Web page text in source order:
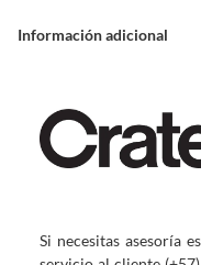
Información adicional
Si necesitas asesoría